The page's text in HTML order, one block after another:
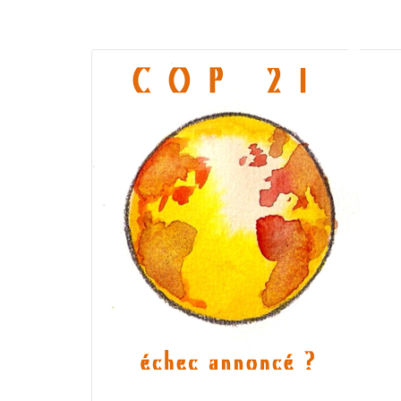
Ukraine’s youth are defending
Europe’s future — and we will
not look away
SECGEN,24 FEB ’26
Statement by the Young
Democrats for Europe on the
situation in Venezuela
SECGEN, 5 JAN ’26
Increasing Youth
in Politics
SECGEN,15 SEP ’25